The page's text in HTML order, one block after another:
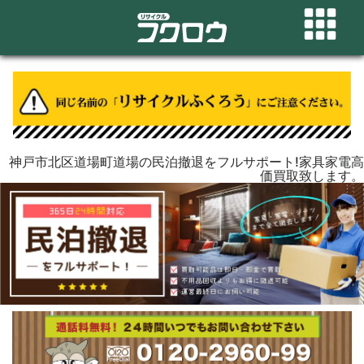
神戸市北区道場町道場の民泊撤退をフルサポート!家具家電高
価買取致します。